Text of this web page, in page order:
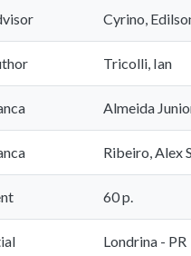
Cyrino,
Tricolli, Ian
Almeida
Ribeiro, Alex
60 p.
Londrina - PR